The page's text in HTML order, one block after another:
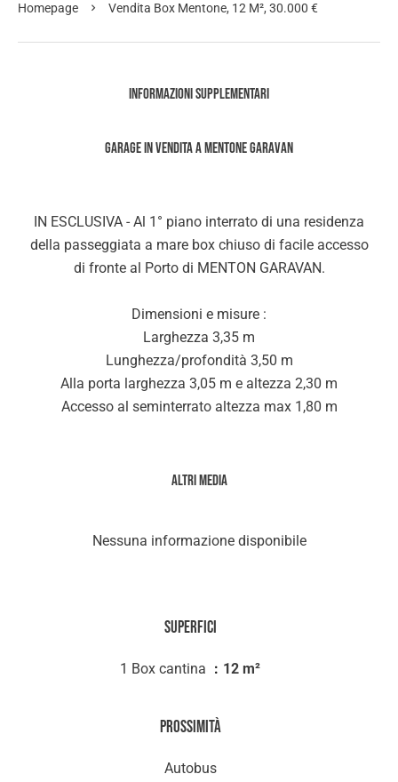
Homepage Vendita Box Mentone, 12 M², 30.000 €
Informazioni supplementari
GARAGE IN VENDITA A MENTONE GARAVAN
IN ESCLUSIVA - Al 1° piano interrato di una residenza
della passeggiata a mare box chiuso di facile accesso
di fronte al Porto di MENTON GARAVAN.
Dimensioni e misure :
Larghezza 3,35 m
Lunghezza/profondità 3,50 m
Alla porta larghezza 3,05 m e altezza 2,30 m
Accesso al seminterrato altezza max 1,80 m
Altri media
Nessuna informazione disponibile
Superfici
1 Box cantina 12 m²
Prossimità
Autobus